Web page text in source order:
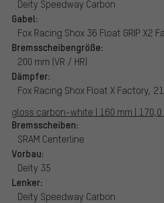
Deity Speedway Carbon
Gabel:
Fox Racing Shox 36 Float GRIP X2
Bremsscheibengröße:
200 mm (VR / HR)
Dämpfer:
Fox Racing Shox Float X Factory,
gloss carbon-white | 160 mm | 170,0
Bremsscheiben:
SRAM Centerline
Vorbau:
Deity 35
Lenker:
Deity Speedway Carbon